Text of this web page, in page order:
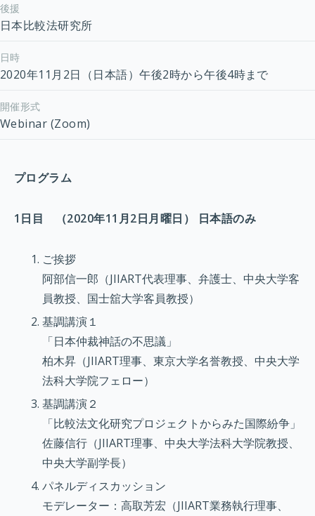
後援
日本比較法研究所
日時
2020年11月2日（日本語）午後2時から午後4時まで
開催形式
Webinar (Zoom)
プログラム
1日目 （2020年11月2日月曜日） 日本語のみ
ご挨拶
阿部信一郎（JIIART代表理事、弁護士、中央大学客
員教授、国士舘大学客員教授）
基調講演１
「日本仲裁神話の不思議」
柏木昇（JIIART理事、東京大学名誉教授、中央大学
法科大学院フェロー）
基調講演２
「比較法文化研究プロジェクトからみた国際紛争 」
佐藤信行（JIIART理事、中央大学法科大学院教授、
中央大学副学長）
パネルディスカッション
モデレーター：高取芳宏（JIIART業務執行理事、